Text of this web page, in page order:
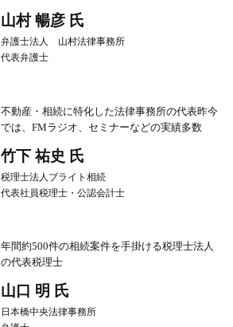
山村 暢彦 氏
弁護士法人 山村法律事務所
代表弁護士
不動産・相続に特化した法律事務所の代表昨今
では、FMラジオ、セミナーなどの実績多数
竹下 祐史 氏
税理士法人ブライト相続
代表社員税理士・公認会計士
年間約500件の相続案件を手掛ける税理士法人
の代表税理士
山口 明 氏
日本橋中央法律事務所